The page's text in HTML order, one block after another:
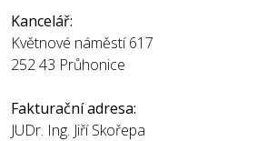
Kancelář:
Květnové náměstí 617
252 43 Průhonice
Fakturační adresa:
JUDr. Ing. Jiří Skořepa